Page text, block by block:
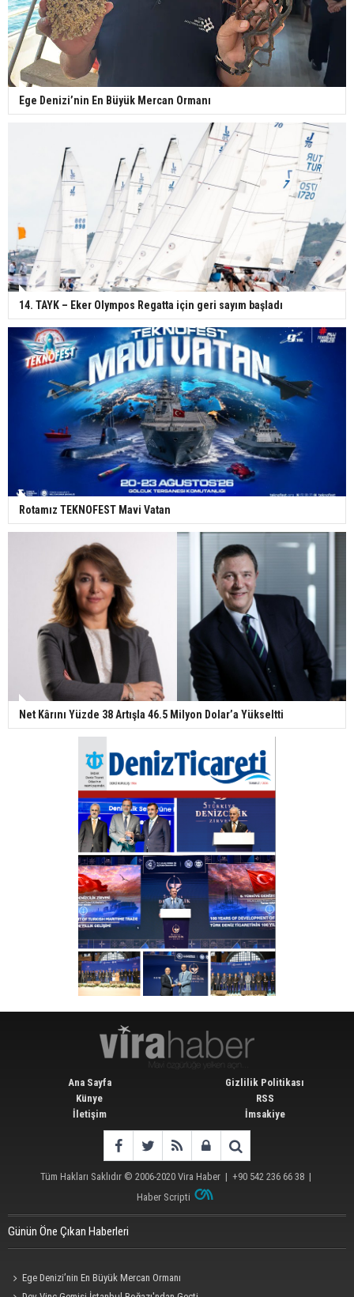
Ege Denizi’nin En Büyük Mercan Ormanı
14. TAYK – Eker Olympos Regatta için geri sayım başladı
Rotamız TEKNOFEST Mavi Vatan
Net Kârını Yüzde 38 Artışla 46.5 Milyon Dolar’a Yükseltti
Ana Sayfa
Künye
İletişim
Gizlilik Politikası
RSS
İmsakiye
Tüm Hakları Saklıdır © 2006-2020 Vira Haber | +90 542 236 66 38 |
Haber Scripti
Günün Öne Çıkan Haberleri
Ege Denizi’nin En Büyük Mercan Ormanı